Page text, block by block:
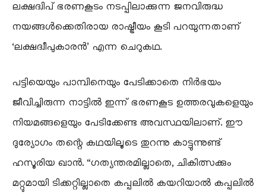
ലക്ഷദ്വിപ് ഭരണകൂടം നടപ്പിലാക്കുന്ന ജനവിരുദ്ധ
നയങ്ങൾക്കെതിരായ രാഷ്ട്രീയം കൂടി പറയുന്നതാണ്
‘ലക്ഷദ്വീപുകാരൻ’ എന്ന ചെറുകഥ.
പട്ടിയെയും പാമ്പിനെയും പേടിക്കാതെ നിർഭയം
ജീവിച്ചിരുന്ന നാട്ടിൽ ഇന്ന് ഭരണകൂട ഉത്തരവുകളെയും
നിയമങ്ങളെയും പേടിക്കേണ്ട അവസ്ഥയിലാണ്. ഈ
ദുര്യോഗം തന്റെ കഥയിലൂടെ തുറന്നു കാട്ടുന്നുണ്ട്
ഹസൂരിയ ഖാൻ. “ഗത്യന്തരമില്ലാതെ, ചികിത്സക്കും
മറ്റുമായി ടിക്കറ്റില്ലാതെ കപ്പലിൽ കയറിയാൽ കപ്പലിൽ